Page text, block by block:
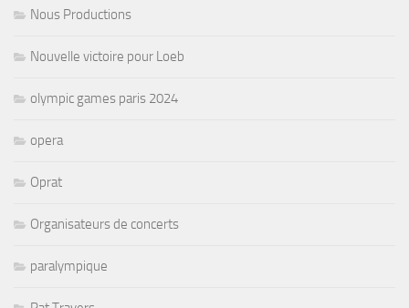
Nous Productions
Nouvelle victoire pour Loeb
olympic games paris 2024
opera
Oprat
Organisateurs de concerts
paralympique